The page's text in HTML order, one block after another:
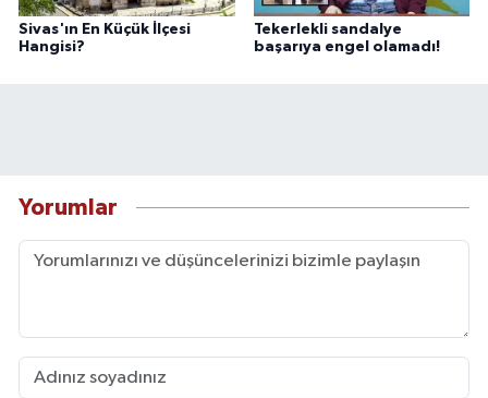
Sivas'ın En Küçük İlçesi
Hangisi?
Tekerlekli sandalye
başarıya engel olamadı!
Yorumlar